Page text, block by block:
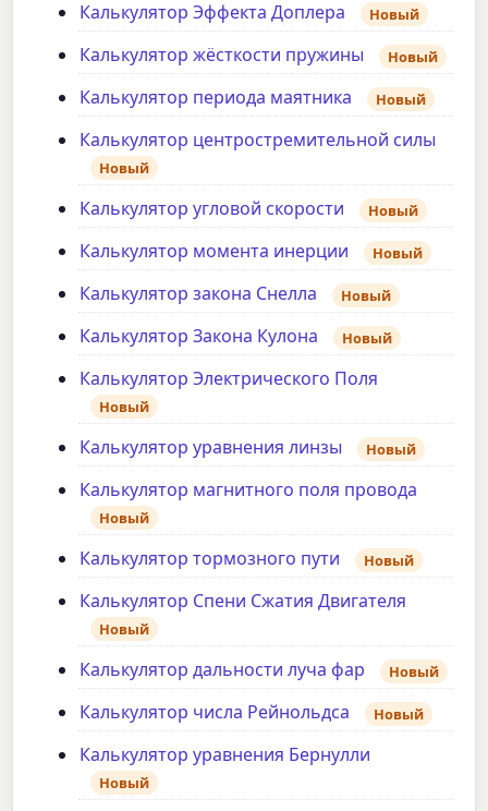
Калькулятор Эффекта Доплера Новый
Калькулятор жёсткости пружины Новый
Калькулятор периода маятника Новый
Калькулятор центростремительной силы
Новый
Калькулятор угловой скорости Новый
Калькулятор момента инерции Новый
Калькулятор закона Снелла Новый
Калькулятор Закона Кулона Новый
Калькулятор Электрического Поля
Новый
Калькулятор уравнения линзы Новый
Калькулятор магнитного поля провода
Новый
Калькулятор тормозного пути Новый
Калькулятор Спени Сжатия Двигателя
Новый
Калькулятор дальности луча фар Новый
Калькулятор числа Рейнольдса Новый
Калькулятор уравнения Бернулли
Новый